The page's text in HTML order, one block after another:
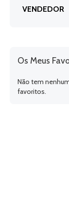
VENDEDOR
Os Meus
Não tem
favoritos.